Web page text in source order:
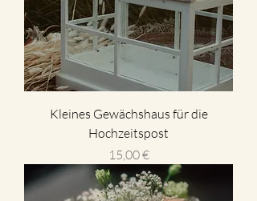
Kleines Gewächshaus für die
Hochzeitspost
Preis
15,00 €